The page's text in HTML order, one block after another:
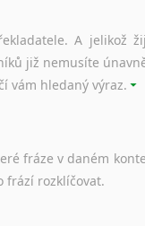
A jelikož
již nemusíte
vám hledaný výraz.
fráze v daném
frází rozklíčovat.